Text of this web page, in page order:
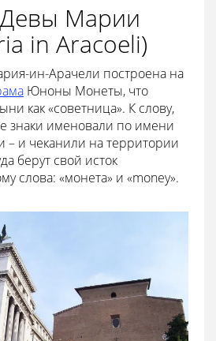
Девы Марии
in Aracoeli)
ин-Арачели построена на
Юноны Монеты, что
как «советница». К слову,
знаки именовали по имени
– и чеканили на территории
берут свой исток
слова: «монета» и «money».